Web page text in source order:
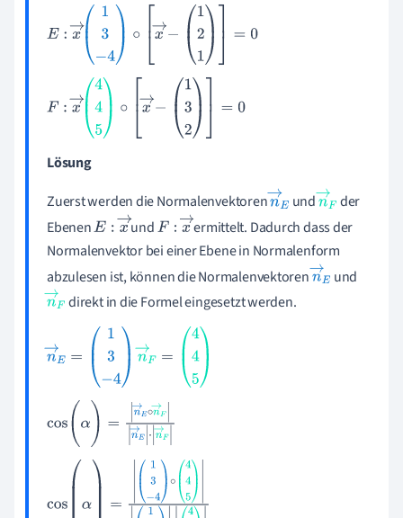
E:x →13- ∘x - 21 =0
F:x →445 ∘x → -1 2=0
Lösung
Zuerst werden die Normalenvektorenn→
E
undn→
F
der
EbenenE:x → undF:x → ermittelt. Dadurch dass der
Normalenvektor bei einer Ebene in Normalenform
abzulesen ist, können die Normalenvektorenn→ und
n→ direkt in die Formel eingesetzt werden.
n→E =1 - n→F =4 45
cos(α )= n→ E∘ n→Fn→E·
cos( )=1 4∘ 44513-4·445